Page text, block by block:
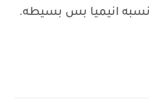
انيميا بس بسيطه.